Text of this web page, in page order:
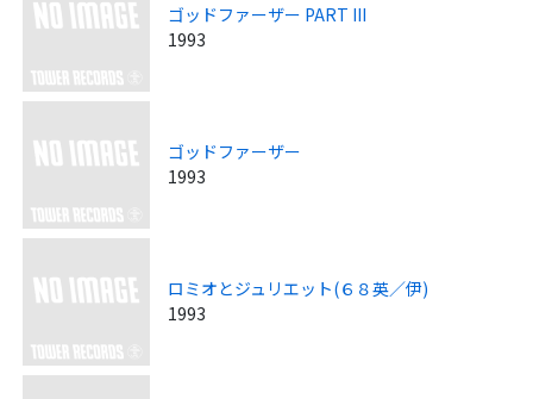
ゴッドファーザー PART III
1993
ゴッドファーザー
1993
ロミオとジュリエット(６８英／伊)
1993